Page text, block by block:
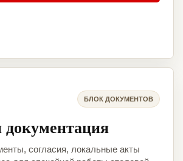
БЛОК ДОКУМЕНТОВ
документация
согласия, локальные акты